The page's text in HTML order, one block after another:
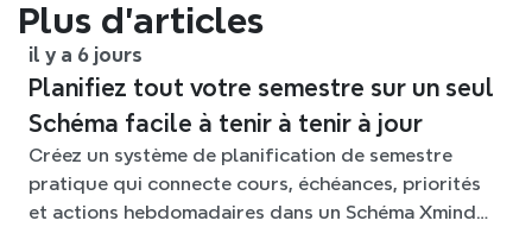
Plus d’articles
il y a 6 jours
Planifiez tout votre semestre sur un seul
Schéma facile à tenir à tenir à jour
Créez un système de planification de semestre
pratique qui connecte cours, échéances, priorités
et actions hebdomadaires dans un Schéma Xmind